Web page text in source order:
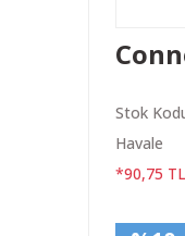
Stok
Havale
*90,75